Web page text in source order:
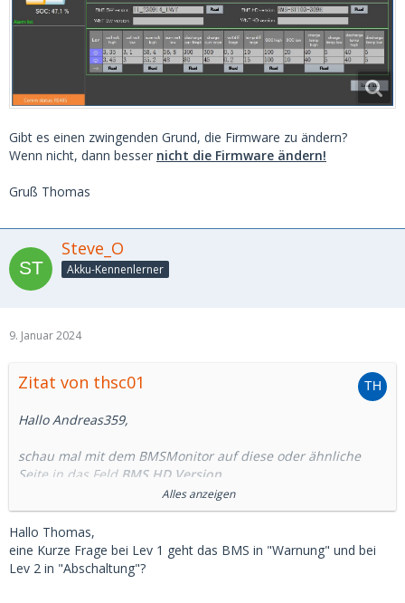
Gibt es einen zwingenden Grund, die Firmware zu ändern?
Wenn nicht, dann besser nicht die Firmware ändern!
Gruß Thomas
Steve_O
Akku-Kennenlerner
9. Januar 2024
Zitat von thsc01
Hallo Andreas359,
schau mal mit dem BMSMonitor auf diese oder ähnliche
Seite in das Feld BMS HD Version
Dort steht die Information, welches BMS du hast.
Alles anzeigen
Hallo Thomas,
eine Kurze Frage bei Lev 1 geht das BMS in "Warnung" und bei
Lev 2 in "Abschaltung"?